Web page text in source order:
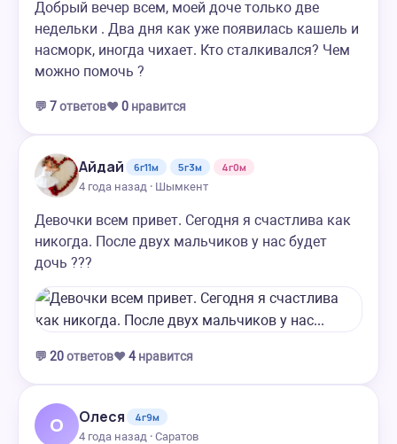
Добрый вечер всем, моей доче только две
недельки . Два дня как уже появилась кашель и
насморк, иногда чихает. Кто сталкивался? Чем
можно помочь ?
💬 7ответов❤️ 0 нравится
Айдай 6г11м 5г3м
4г0м
4 года назад · Шымкент
Девочки всем привет. Сегодня я счастлива как
никогда. После двух мальчиков у нас будет
дочь ???
💬 20ответов❤️ 4 нравится
О Олеся
4г9м
4 года назад · Саратов